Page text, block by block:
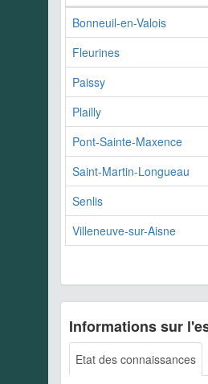
Bonneuil-en-Valois
Fleurines
Paissy
Plailly
Pont-Sainte-Maxence
Saint-Martin-Longueau
Senlis
Villeneuve-sur-Aisne
Informations sur
Etat des connaissances